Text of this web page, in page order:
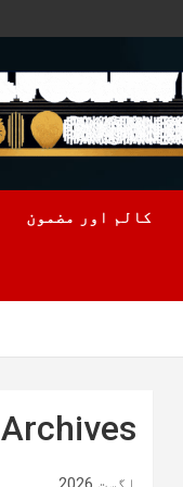
کالم اور مضمون
Archives